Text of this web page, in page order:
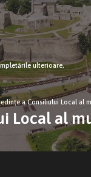
ulterioare,
a Consiliului Local al
Local al